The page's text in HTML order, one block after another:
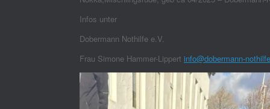
Infos unter
Dobermann Nothilfe e.V.
Frau Simone Hammer-Lippert info@dobermann-